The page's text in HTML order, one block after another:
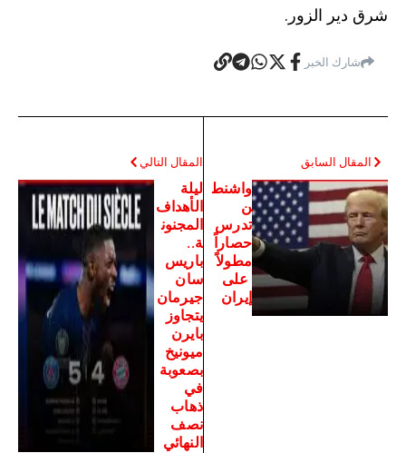
شرق دير الزور.
شارك الخبر
المقال السابق
واشنط
ن
تدرس
حصاراً
مطولاً
على
إيران
المقال التالي
ليلة
الأهداف
المجنون
ة..
باريس
سان
جيرمان
يتجاوز
بايرن
ميونيخ
بصعوبة
في
ذهاب
نصف
النهائي